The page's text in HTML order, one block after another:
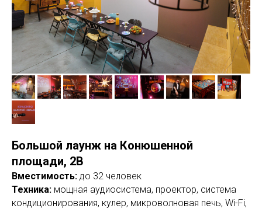
Большой лаунж на Конюшенной
площади, 2В
Вместимость: до 32 человек
Техника: мощная аудиосистема, проектор, система
кондиционирования, кулер, микроволновая печь, Wi-Fi,